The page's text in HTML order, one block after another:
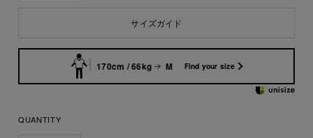
サイズガイド
170cm / 66kg M Find your size
QUANTITY